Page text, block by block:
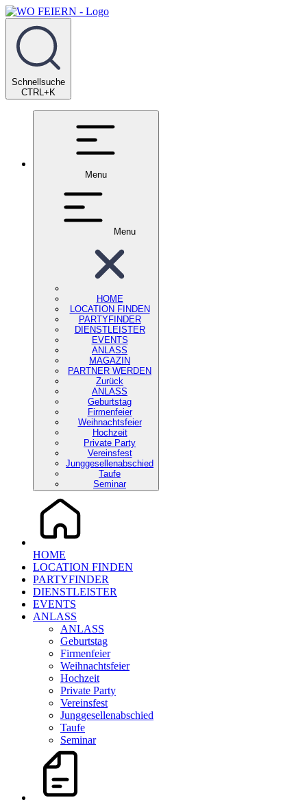
Schnellsuche
CTRL+K
Menu
Menu
HOME
LOCATION FINDEN
PARTYFINDER
DIENSTLEISTER
EVENTS
ANLASS
MAGAZIN
PARTNER WERDEN
Zurück
ANLASS
Geburtstag
Firmenfeier
Weihnachtsfeier
Hochzeit
Private Party
Vereinsfest
Junggesellenabschied
Taufe
Seminar
HOME
LOCATION FINDEN
PARTYFINDER
DIENSTLEISTER
EVENTS
ANLASS
ANLASS
Geburtstag
Firmenfeier
Weihnachtsfeier
Hochzeit
Private Party
Vereinsfest
Junggesellenabschied
Taufe
Seminar